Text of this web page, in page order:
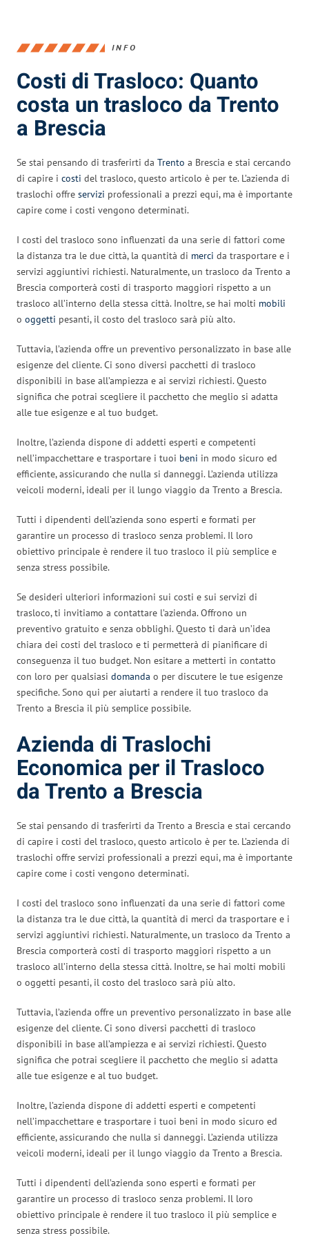
INFO
Costi di Trasloco: Quanto
costa un trasloco da Trento
a Brescia
Se stai pensando di trasferirti da Trento a Brescia e stai cercando
di capire i costi del trasloco, questo articolo è per te. L’azienda di
traslochi offre servizi professionali a prezzi equi, ma è importante
capire come i costi vengono determinati.
I costi del trasloco sono influenzati da una serie di fattori come
la distanza tra le due città, la quantità di merci da trasportare e i
servizi aggiuntivi richiesti. Naturalmente, un trasloco da Trento a
Brescia comporterà costi di trasporto maggiori rispetto a un
trasloco all’interno della stessa città. Inoltre, se hai molti mobili
o oggetti pesanti, il costo del trasloco sarà più alto.
Tuttavia, l’azienda offre un preventivo personalizzato in base alle
esigenze del cliente. Ci sono diversi pacchetti di trasloco
disponibili in base all’ampiezza e ai servizi richiesti. Questo
significa che potrai scegliere il pacchetto che meglio si adatta
alle tue esigenze e al tuo budget.
Inoltre, l’azienda dispone di addetti esperti e competenti
nell’impacchettare e trasportare i tuoi beni in modo sicuro ed
efficiente, assicurando che nulla si danneggi. L’azienda utilizza
veicoli moderni, ideali per il lungo viaggio da Trento a Brescia.
Tutti i dipendenti dell’azienda sono esperti e formati per
garantire un processo di trasloco senza problemi. Il loro
obiettivo principale è rendere il tuo trasloco il più semplice e
senza stress possibile.
Se desideri ulteriori informazioni sui costi e sui servizi di
trasloco, ti invitiamo a contattare l’azienda. Offrono un
preventivo gratuito e senza obblighi. Questo ti darà un’idea
chiara dei costi del trasloco e ti permetterà di pianificare di
conseguenza il tuo budget. Non esitare a metterti in contatto
con loro per qualsiasi domanda o per discutere le tue esigenze
specifiche. Sono qui per aiutarti a rendere il tuo trasloco da
Trento a Brescia il più semplice possibile.
Azienda di Traslochi
Economica per il Trasloco
da Trento a Brescia
Se stai pensando di trasferirti da Trento a Brescia e stai cercando
di capire i costi del trasloco, questo articolo è per te. L’azienda di
traslochi offre servizi professionali a prezzi equi, ma è importante
capire come i costi vengono determinati.
I costi del trasloco sono influenzati da una serie di fattori come
la distanza tra le due città, la quantità di merci da trasportare e i
servizi aggiuntivi richiesti. Naturalmente, un trasloco da Trento a
Brescia comporterà costi di trasporto maggiori rispetto a un
trasloco all’interno della stessa città. Inoltre, se hai molti mobili
o oggetti pesanti, il costo del trasloco sarà più alto.
Tuttavia, l’azienda offre un preventivo personalizzato in base alle
esigenze del cliente. Ci sono diversi pacchetti di trasloco
disponibili in base all’ampiezza e ai servizi richiesti. Questo
significa che potrai scegliere il pacchetto che meglio si adatta
alle tue esigenze e al tuo budget.
Inoltre, l’azienda dispone di addetti esperti e competenti
nell’impacchettare e trasportare i tuoi beni in modo sicuro ed
efficiente, assicurando che nulla si danneggi. L’azienda utilizza
veicoli moderni, ideali per il lungo viaggio da Trento a Brescia.
Tutti i dipendenti dell’azienda sono esperti e formati per
garantire un processo di trasloco senza problemi. Il loro
obiettivo principale è rendere il tuo trasloco il più semplice e
senza stress possibile.